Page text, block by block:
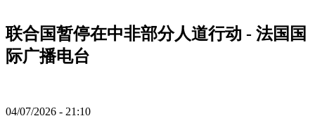
联合国暂停在中非部分人道行动 - 法国国
际广播电台
04/07/2026 - 21:10